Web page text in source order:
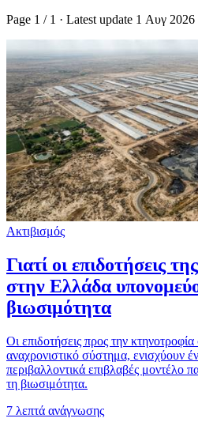
Page 1 / 1 · Latest update 1 Αυγ 2026
Ακτιβισμός
Γιατί οι επιδοτήσεις
στην Ελλάδα
βιωσιμότητα
Οι επιδοτήσεις προς την
αναχρονιστικό σύστημα, ενισχύουν
περιβαλλοντικά επιβλαβές μοντέλο
τη βιωσιμότητα.
7 λεπτά ανάγνωσης